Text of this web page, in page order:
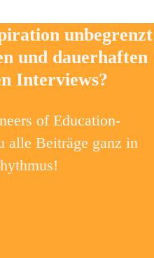
unbegrenzt
und dauerhaften
Interviews?
of Education-
alle Beiträge ganz in